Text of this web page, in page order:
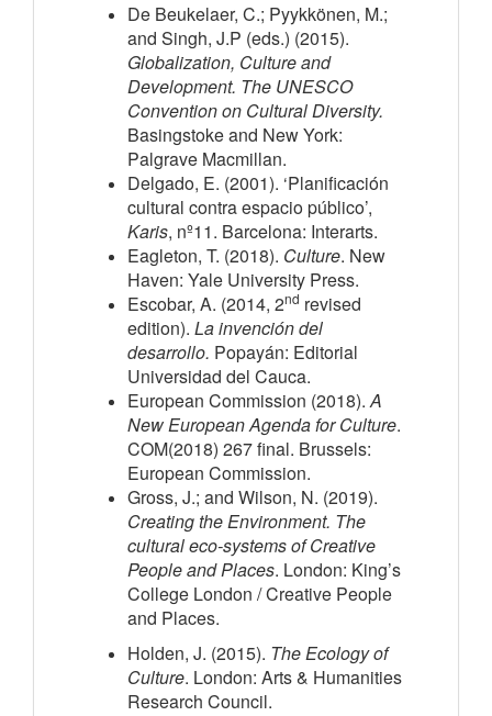
De Beukelaer, C.; Pyykkönen, M.;
and Singh, J.P (eds.) (2015).
Globalization, Culture and
Development. The UNESCO
Convention on Cultural Diversity.
Basingstoke and New York:
Palgrave Macmillan.
Delgado, E. (2001). ‘Planificación
cultural contra espacio público’,
Karis, nº11. Barcelona: Interarts.
Eagleton, T. (2018). Culture. New
Haven: Yale University Press.
Escobar, A. (2014, 2nd revised
edition). La invención del
desarrollo. Popayán: Editorial
Universidad del Cauca.
European Commission (2018).A
New European Agenda for Culture.
COM(2018) 267 final. Brussels:
European Commission.
Gross, J.; and Wilson, N. (2019).
Creating the Environment. The
cultural eco-systems of Creative
People and Places. London: King’s
College London / Creative People
and Places.
Holden, J. (2015). The Ecology of
Culture. London: Arts & Humanities
Research Council.